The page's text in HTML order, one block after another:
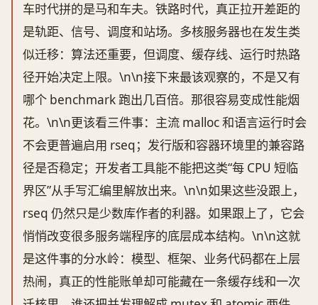
车时代拼的是马和车夫。铁路时代，真正拉开差距的
是轨距、信号、调度和站场。多核服务器也在发生类
似迁移：算法还重要，但调度、缓存线、运行时热路
径开始决定上限。\n\n接下来最该观察的，不是又有
哪个 benchmark 跑出几百倍。那很容易变成性能烟
花。\n\n更该看三件事：主流 malloc 和语言运行时会
不会更普遍启用 rseq；发行版和容器环境里的兼容路
径是否稳定；开发者工具能不能把这类“每 CPU 短临
界区”从手写汇编里解放出来。\n\n如果这些没跟上，
rseq 仍然只是少数库作者的利器。如果跟上了，它会
悄悄改变很多服务端程序的底层成本结构。\n\n这就
是这件事的分水岭：模型、框架、业务代码都在上层
热闹，真正的性能账单却可能藏在一条缓存线和一次